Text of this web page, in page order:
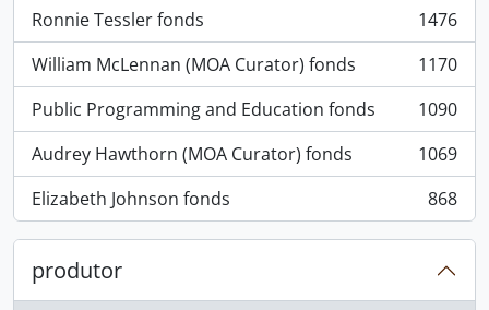
Ronnie Tessler fonds
, 1476 resultados
1476
William McLennan (MOA Curator) fonds
, 1170 resultados
1170
Public Programming and Education fonds
, 1090 resultados
1090
Audrey Hawthorn (MOA Curator) fonds
, 1069 resultados
1069
Elizabeth Johnson fonds
, 868 resultados 868
produtor